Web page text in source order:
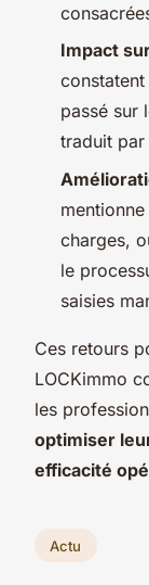
Impact
passé sur
traduit par
charges,
le
saisies
Ces retours
LOCKimmo
les
optimiser
efficacité
Actu